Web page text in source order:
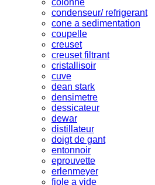
condenseur/ refrigerant
cone a sedimentation
coupelle
creuset
creuset filtrant
cristallisoir
cuve
dean stark
densimetre
dessicateur
dewar
distillateur
doigt de gant
entonnoir
eprouvette
erlenmeyer
fiole a vide